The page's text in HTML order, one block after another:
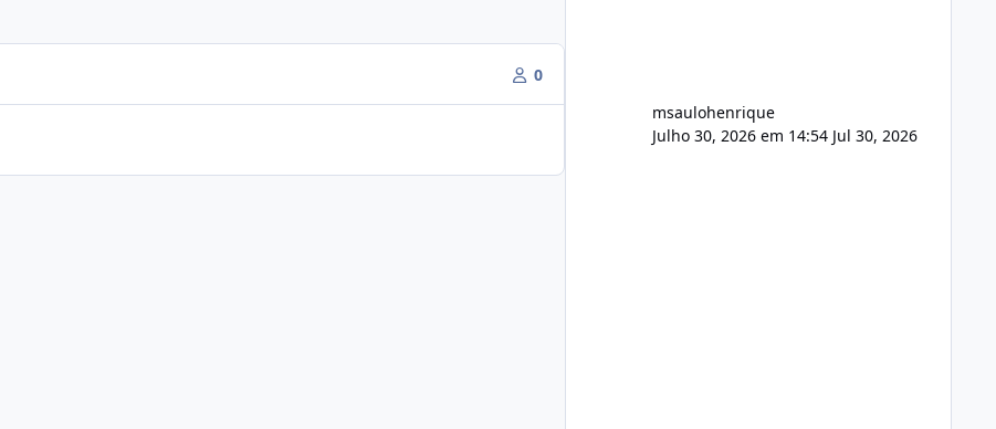
0
msaulohenrique
Julho 30, 2026 em 14:54 Jul 30, 2026